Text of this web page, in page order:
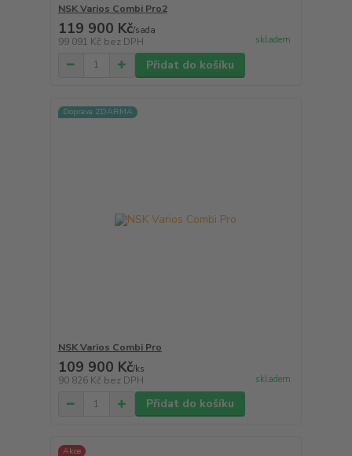
NSK Varios Combi Pro2
119 900 Kč/sada
99 091 Kč bez DPH skladem
Přidat do košíku
Doprava ZDARMA
NSK Varios Combi Pro
109 900 Kč/ks
90 826 Kč bez DPH skladem
Přidat do košíku
Akce